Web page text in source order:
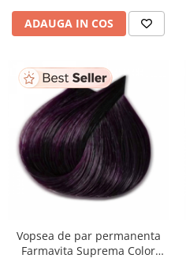
ADAUGA IN COS
Vopsea de par permanenta
Farmavita Suprema Color